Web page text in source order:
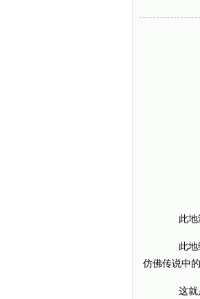
此地没
此地绿
仿佛传说中
这就是